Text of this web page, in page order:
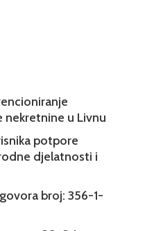
nekretnine u Livnu
potpore
djelatnosti i
broj: 356-1-